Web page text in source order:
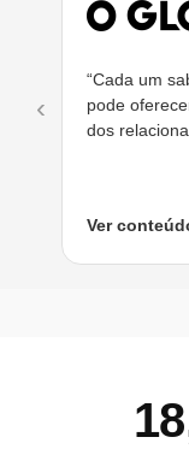
‹
“Cada um
pode
dos
Ver